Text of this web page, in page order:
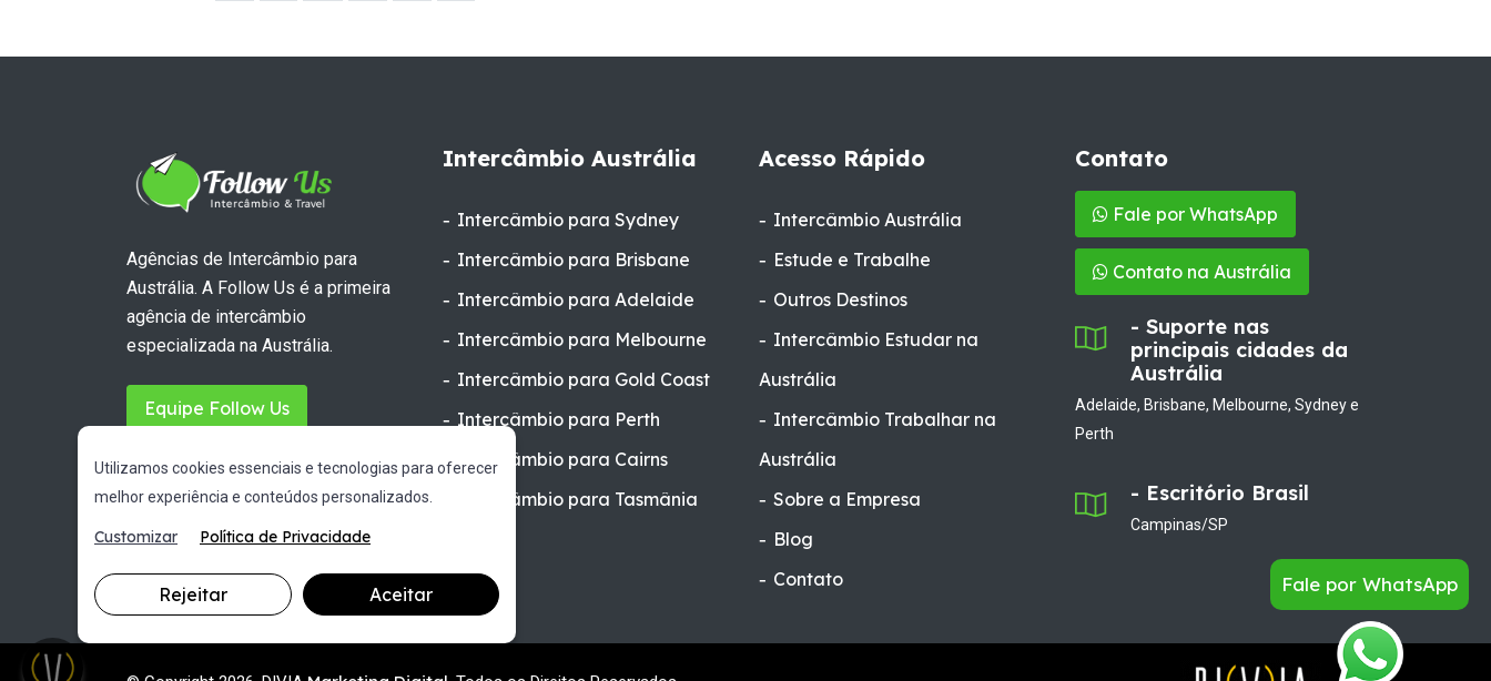
Agências de Intercâmbio para
Austrália. A Follow Us é a primeira
agência de intercâmbio
especializada na Austrália.
Equipe Follow Us
Intercâmbio Austrália
Intercâmbio para Sydney
Intercâmbio para Brisbane
Intercâmbio para Adelaide
Intercâmbio para Melbourne
Intercâmbio para Gold Coast
Intercâmbio para Perth
Intercâmbio para Cairns
Intercâmbio para Tasmânia
Acesso Rápido
Intercâmbio Austrália
Estude e Trabalhe
Outros Destinos
Intercâmbio Estudar na
Austrália
Intercâmbio Trabalhar na
Austrália
Sobre a Empresa
Blog
Contato
Contato
Fale por WhatsApp
Contato na Austrália
- Suporte nas
principais cidades da
Austrália
Adelaide, Brisbane, Melbourne, Sydney e
Perth
- Escritório Brasil
Campinas/SP
Fale por WhatsApp
Utilizamos cookies essenciais e tecnologias para oferecer
melhor experiência e conteúdos personalizados.
Customizar Política de Privacidade
Rejeitar Aceitar